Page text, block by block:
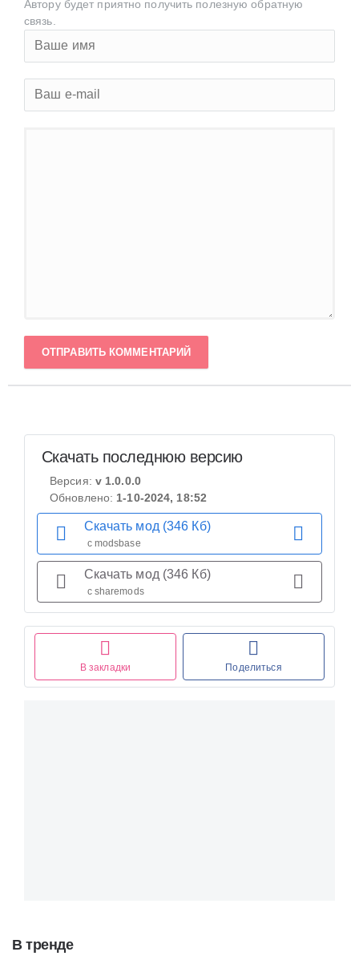
Автору будет приятно получить полезную обратную
связь.
ОТПРАВИТЬ КОММЕНТАРИЙ
В закладки Поделиться
Скачать последнюю версию
Версия: v 1.0.0.0
Обновлено: 1-10-2024, 18:52
Скачать мод (346 Кб)
с modsbase
Скачать мод (346 Кб)
с sharemods
В тренде